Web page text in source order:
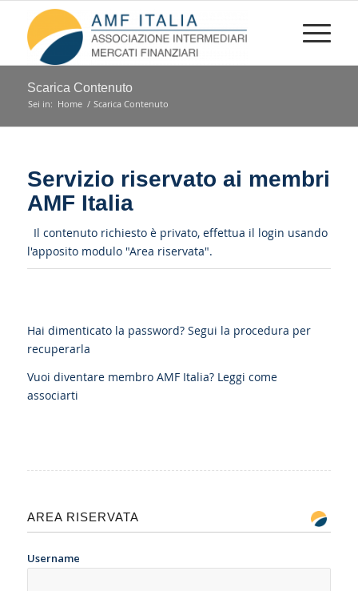
Scarica Contenuto
Sei in: Home / Scarica Contenuto
Servizio riservato ai membri
AMF Italia
Il contenuto richiesto è privato, effettua il login usando
l'apposito modulo "Area riservata".
Hai dimenticato la password? Segui la procedura per
recuperarla
Vuoi diventare membro AMF Italia? Leggi come
associarti
AREA RISERVATA
Username